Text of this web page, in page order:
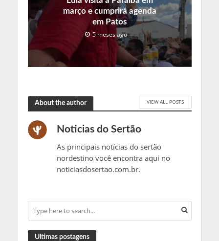
março e cumprirá agenda
em Patos
5 meses ago
About the author VIEW ALL POSTS
Noticias do Sertão
As principais notícias do sertão
nordestino você encontra aqui no
noticiasdosertao.com.br.
Ultimas postagens